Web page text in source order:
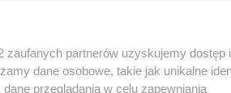
zaufanych partnerów uzyskujemy dostęp i
dane osobowe, takie jak unikalne
przeglądania w celu zapewniania